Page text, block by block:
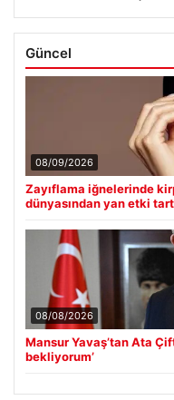
■Atletico Mineiro’dan
Paulo Bracks konuştu
08/09/2026
Zayıflama iğnelerinde
dünyasından yan etki